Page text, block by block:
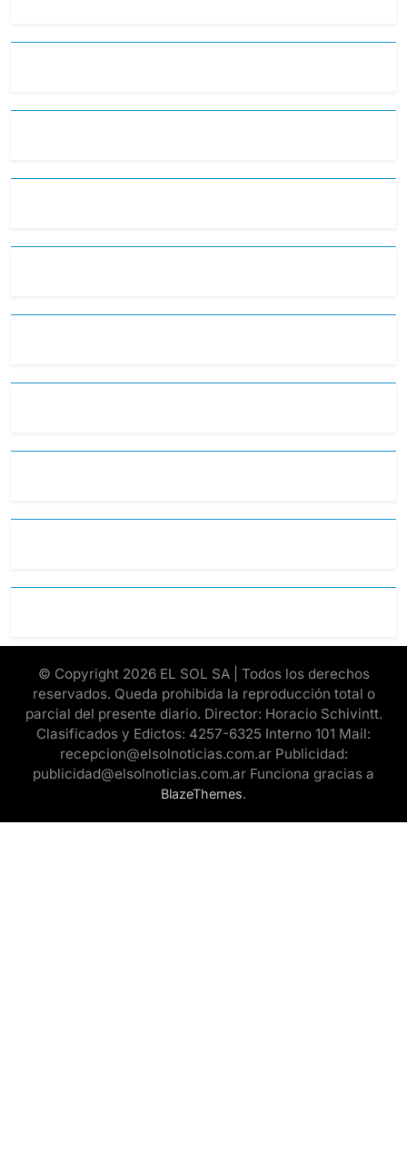
© Copyright 2026 EL SOL SA | Todos los derechos
reservados. Queda prohibida la reproducción total o
parcial del presente diario. Director: Horacio Schivintt.
Clasificados y Edictos: 4257-6325 Interno 101 Mail:
recepcion@elsolnoticias.com.ar Publicidad:
publicidad@elsolnoticias.com.ar Funciona gracias a
BlazeThemes.